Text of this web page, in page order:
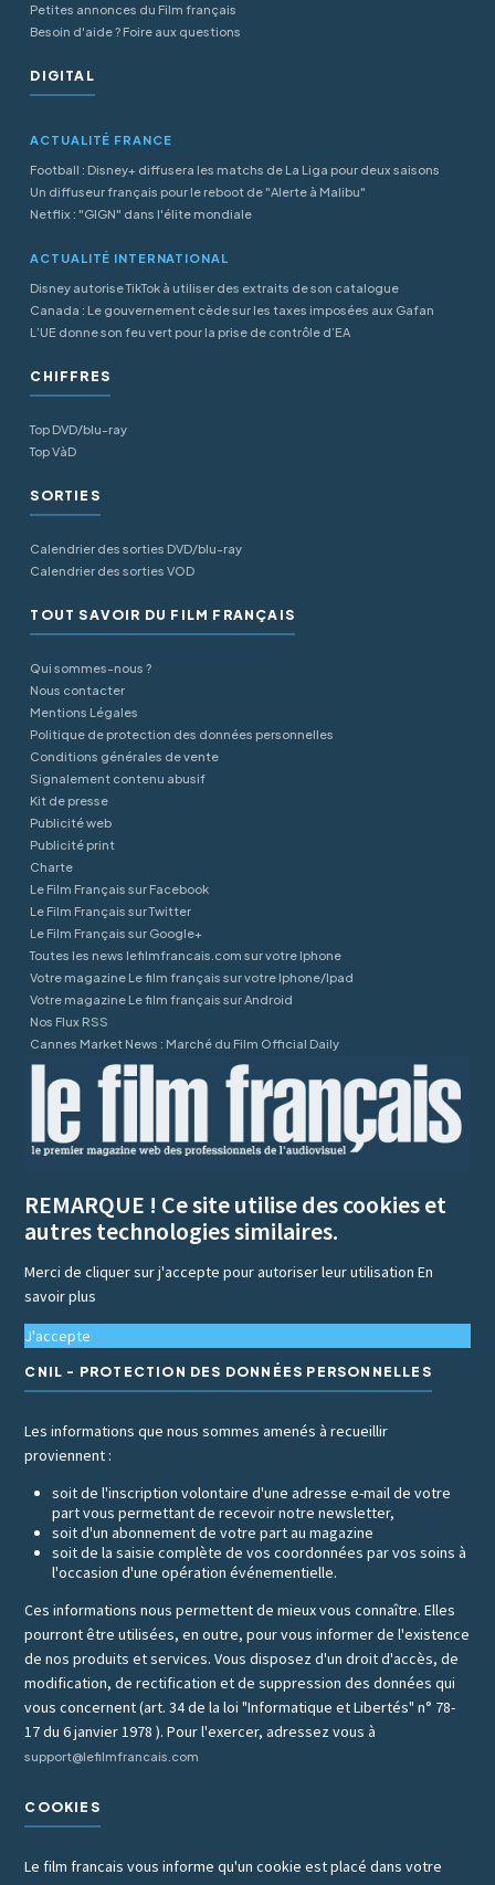
Petites annonces du Film français
Besoin d'aide ? Foire aux questions
DIGITAL
ACTUALITÉ FRANCE
Football : Disney+ diffusera les matchs de La Liga pour deux saisons
Un diffuseur français pour le reboot de "Alerte à Malibu"
Netflix : "GIGN" dans l'élite mondiale
ACTUALITÉ INTERNATIONAL
Disney autorise TikTok à utiliser des extraits de son catalogue
Canada : Le gouvernement cède sur les taxes imposées aux Gafan
L’UE donne son feu vert pour la prise de contrôle d’EA
CHIFFRES
Top DVD/blu-ray
Top VàD
SORTIES
Calendrier des sorties DVD/blu-ray
Calendrier des sorties VOD
TOUT SAVOIR DU FILM FRANÇAIS
Qui sommes-nous ?
Nous contacter
Mentions Légales
Politique de protection des données personnelles
Conditions générales de vente
Signalement contenu abusif
Kit de presse
Publicité web
Publicité print
Charte
Le Film Français sur Facebook
Le Film Français sur Twitter
Le Film Français sur Google+
Toutes les news lefilmfrancais.com sur votre Iphone
Votre magazine Le film français sur votre Iphone/Ipad
Votre magazine Le film français sur Android
Nos Flux RSS
Cannes Market News : Marché du Film Official Daily
REMARQUE ! Ce site utilise des cookies et
autres technologies similaires.
Merci de cliquer sur j'accepte pour autoriser leur utilisationEn
savoir plus
J'accepte
CNIL - PROTECTION DES DONNÉES PERSONNELLES
Les informations que nous sommes amenés à recueillir
proviennent :
soit de l'inscription volontaire d'une adresse e-mail de votre
part vous permettant de recevoir notre newsletter,
soit d'un abonnement de votre part au magazine
soit de la saisie complète de vos coordonnées par vos soins à
l'occasion d'une opération événementielle.
Ces informations nous permettent de mieux vous connaître. Elles
pourront être utilisées, en outre, pour vous informer de l'existence
de nos produits et services. Vous disposez d'un droit d'accès, de
modification, de rectification et de suppression des données qui
vous concernent (art. 34 de la loi "Informatique et Libertés" n° 78-
17 du 6 janvier 1978 ). Pour l'exercer, adressez vous à
support@lefilmfrancais.com
COOKIES
Le film francais vous informe qu'un cookie est placé dans votre